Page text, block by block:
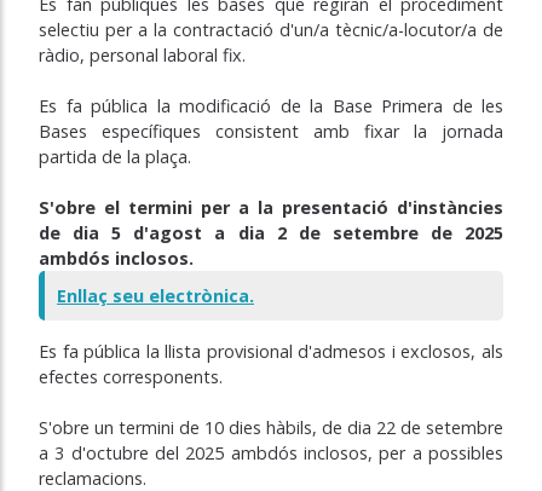
selectiu per a la contractació d'un/a tècnic/a-locutor/a de
ràdio, personal laboral fix.
Es fa pública la modificació de la Base Primera de les
Bases específiques consistent amb fixar la jornada
partida de la plaça.
S'obre el termini per a la presentació d'instàncies
de dia 5 d'agost a dia 2 de setembre de 2025
ambdós inclosos.
Enllaç seu electrònica.
Es fa pública la llista provisional d'admesos i exclosos, als
efectes corresponents.
S'obre un termini de 10 dies hàbils, de dia 22 de setembre
a 3 d'octubre del 2025 ambdós inclosos, per a possibles
reclamacions.